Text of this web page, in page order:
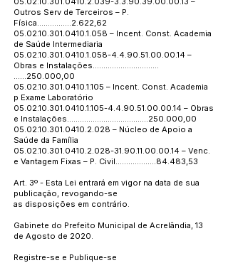
Outros Serv de Terceiros – P.
Física................2.622,62
05.02.10.301.0410.1.058 – Incent. Const. Academia
de Saúde Intermediaria
05.02.10.301.0410.1.058-4.4.90.51.00.00.14 –
Obras e Instalações...............................
......250.000,00
05.02.10.301.0410.1.105 – Incent. Const. Academia
p Exame Laboratório
05.02.10.301.0410.1.105-4.4.90.51.00.00.14 – Obras
e Instalações......................................250.000,00
05.02.10.301.0410.2.028 – Núcleo de Apoio a
Saúde da Família
05.02.10.301.0410.2.028-31.90.11.00.00.14 – Venc.
e Vantagem Fixas – P. Civil...................84.483,53
Art. 3º - Esta Lei entrará em vigor na data de sua
publicação, revogando-se
as disposições em contrário.
Gabinete do Prefeito Municipal de Acrelândia, 13
de Agosto de 2020.
Registre-se e Publique-se